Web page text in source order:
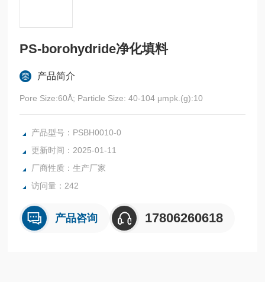
PS-borohydride净化填料
产品简介
Pore Size:60Å; Particle Size: 40-104 μmpk.(g):10
产品型号：PSBH0010-0
更新时间：2025-01-11
厂商性质：生产厂家
访问量：242
产品咨询 17806260618